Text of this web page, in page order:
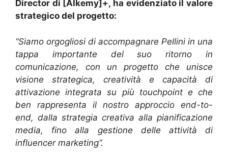
Director di [Alkemy]+, ha evidenziato il valore
strategico del progetto:
“Siamo orgogliosi di accompagnare Pellini in una
tappa importante del suo ritorno in
comunicazione, con un progetto che unisce
visione strategica, creatività e capacità di
attivazione integrata su più touchpoint e che
ben rappresenta il nostro approccio end-to-
end, dalla strategia creativa alla pianificazione
media, fino alla gestione delle attività di
influencer marketing”.